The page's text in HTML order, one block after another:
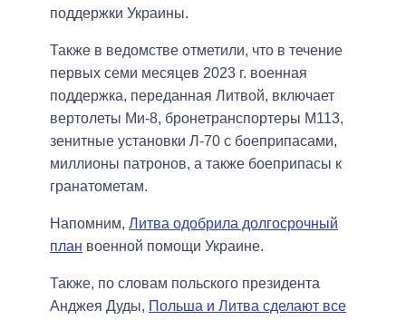
поддержки Украины.
Также в ведомстве отметили, что в течение
первых семи месяцев 2023 г. военная
поддержка, переданная Литвой, включает
вертолеты Ми-8, бронетранспортеры М113,
зенитные установки Л-70 с боеприпасами,
миллионы патронов, а также боеприпасы к
гранатометам.
Напомним, Литва одобрила долгосрочный
план военной помощи Украине.
Также, по словам польского президента
Анджея Дуды, Польша и Литва сделают все